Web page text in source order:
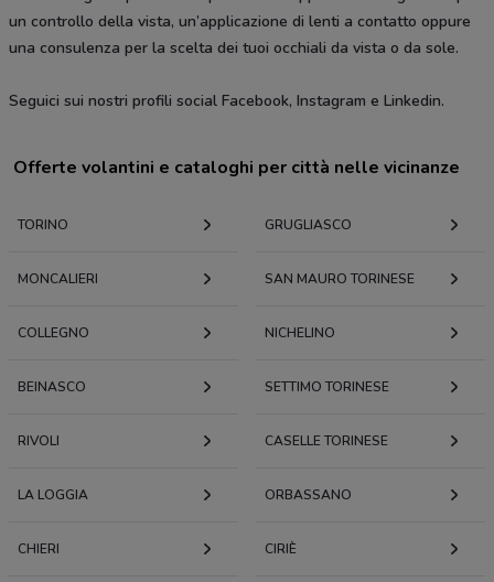
un controllo della vista, un’applicazione di lenti a contatto oppure
una consulenza per la scelta dei tuoi occhiali da vista o da sole.
Seguici sui nostri profili social Facebook, Instagram e Linkedin.
Offerte volantini e cataloghi per città nelle vicinanze
TORINO GRUGLIASCO
MONCALIERI SAN MAURO TORINESE
COLLEGNO NICHELINO
BEINASCO SETTIMO TORINESE
RIVOLI CASELLE TORINESE
LA LOGGIA ORBASSANO
CHIERI CIRIÈ